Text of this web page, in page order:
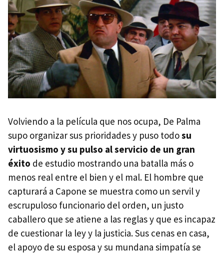
Volviendo a la película que nos ocupa, De Palma
supo organizar sus prioridades y puso todosu
virtuosismo y su pulso al servicio de un gran
éxito de estudio mostrando una batalla más o
menos real entre el bien y el mal. El hombre que
capturará a Capone se muestra como un servil y
escrupuloso funcionario del orden, un justo
caballero que se atiene a las reglas y que es incapaz
de cuestionar la ley y la justicia. Sus cenas en casa,
el apoyo de su esposa y su mundana simpatía se